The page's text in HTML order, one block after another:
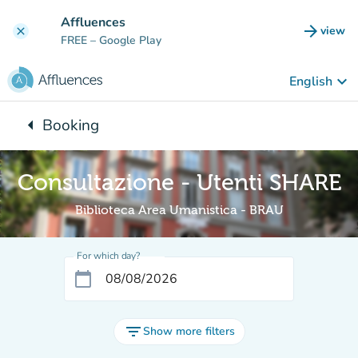
clear Affluences
FREE – Google Play arrow_forward view
(new
English keyboard_arrow_down
arrow_leftBack to:
Booking
Consultazione - Utenti SHARE
Biblioteca Area Umanistica - BRAU
For which day?
calendar_today
filter_listShow more filters